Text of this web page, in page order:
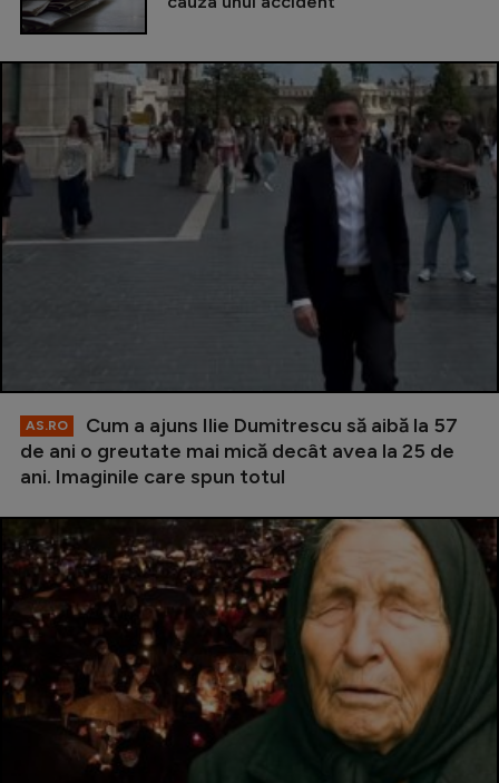
AS.RO
Cum a ajuns Ilie Dumitrescu să aibă la 57
de ani o greutate mai mică decât avea la 25 de
ani. Imaginile care spun totul